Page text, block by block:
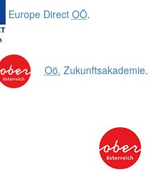
Europe Direct OÖ.
Oö. Zukunftsakademie.